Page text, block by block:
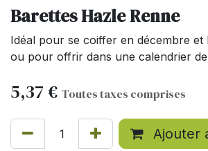
Barettes Hazle Renne
Idéal pour se coiffer en décembre et
ou pour offrir dans une calendrier de
5,37 € Toutes taxes comprises
Ajouter